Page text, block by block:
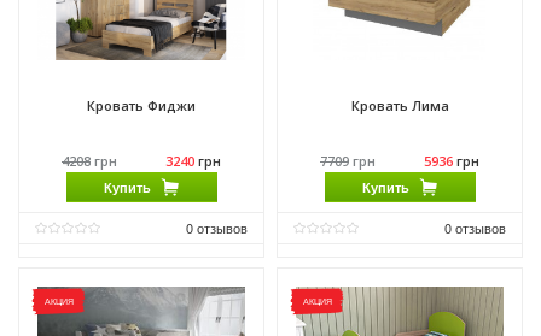
Кровать Фиджи
4208 грн 3240 грн
Купить
0отзывов
Матеріал:
ЛДСП
Кровать Лима
7709 грн 5936 грн
Купить
0отзывов
Матеріал: ЛДСП
АКЦИЯ АКЦИЯ